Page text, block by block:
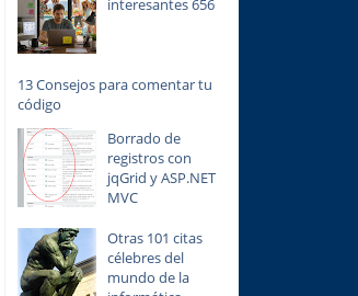
interesantes 656
13 Consejos para comentar tu
código
Borrado de
registros con
jqGrid y ASP.NET
MVC
Otras 101 citas
célebres del
mundo de la